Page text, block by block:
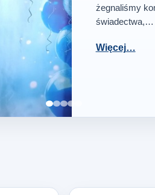
żegnaliśmy
świadectwa,…
Więcej…